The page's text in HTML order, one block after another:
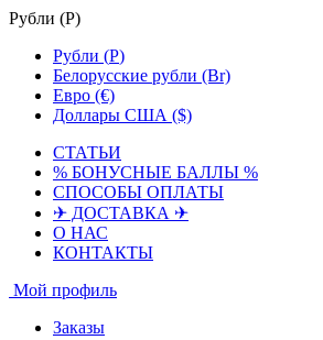
Рубли (Р)
Рубли (Р)
Белорусские рубли (Br)
Евро (€)
Доллары США ($)
СТАТЬИ
% БОНУСНЫЕ БАЛЛЫ %
СПОСОБЫ ОПЛАТЫ
✈ ДОСТАВКА ✈
О НАС
КОНТАКТЫ
Мой профиль
Заказы